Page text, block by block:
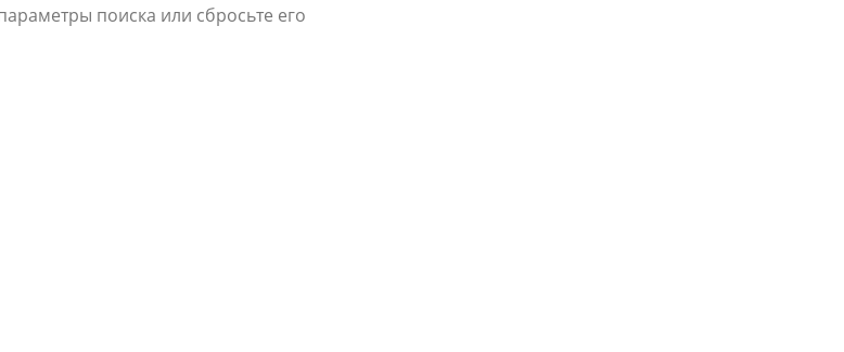
поиска или сбросьте его